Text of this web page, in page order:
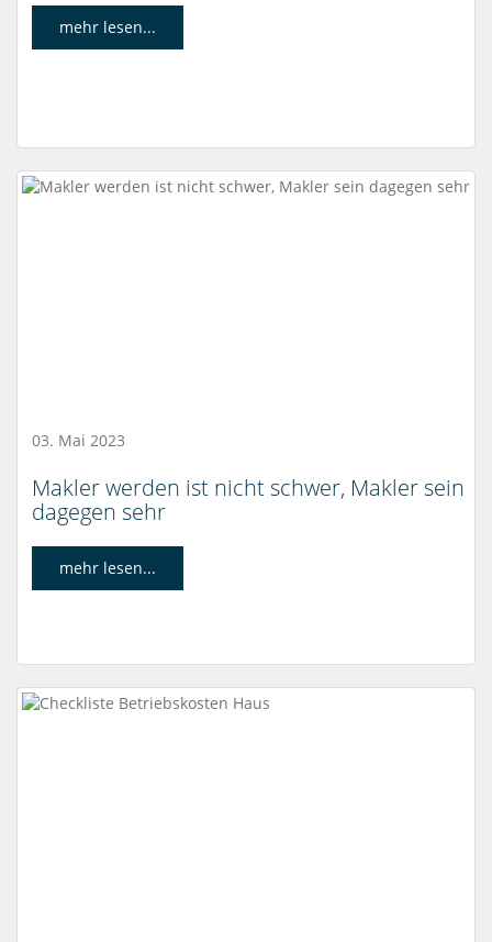
mehr lesen...
03. Mai 2023
Makler werden ist nicht schwer, Makler sein
dagegen sehr
mehr lesen...